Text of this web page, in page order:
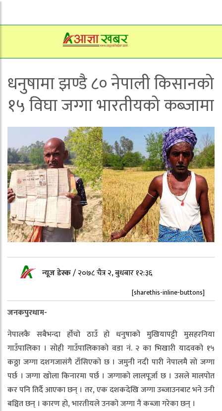
धनुषामा झण्डै ८० नेपाली किसानको
१५ विघा जग्गा भारतीयको कब्जामा
न्यूज डेस्क/२०७८ चैत्र २, बुधबार १२:३६
[sharethis-inline-buttons]
जनकपुरधाम-
नेपालकै सबैभन्दा होँचो ठाउँ हो धनुषाको मुखियापट्टी मुसहरनिया
गाउँपालिका । सोही गाउँपालिकाको वडा नं. २ का भिखारी यादवको १५
कठ्ठा जग्गा दशगजासंगै टाँसिएको छ । जमुनी नदी पारी नेपालमै सो जग्गा
पर्छ । जग्गा खोला किनारमा पर्छ । जग्गाको लालपूर्जा छ । उसले मालपोत
कर पनि तिर्दै आएका छन् । तर, एक दशकदेखि जग्गा उब्जाउनबाट भने उनी
बञ्चित छन् । कारण हो, भारतीयले उनको जग्गा नै कब्जा गरेका छन् ।